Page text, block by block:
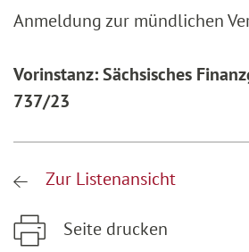
Anmeldung zur mündlichen
Vorinstanz: Sächsisches
737/23
Zur Listenansicht
Seite drucken